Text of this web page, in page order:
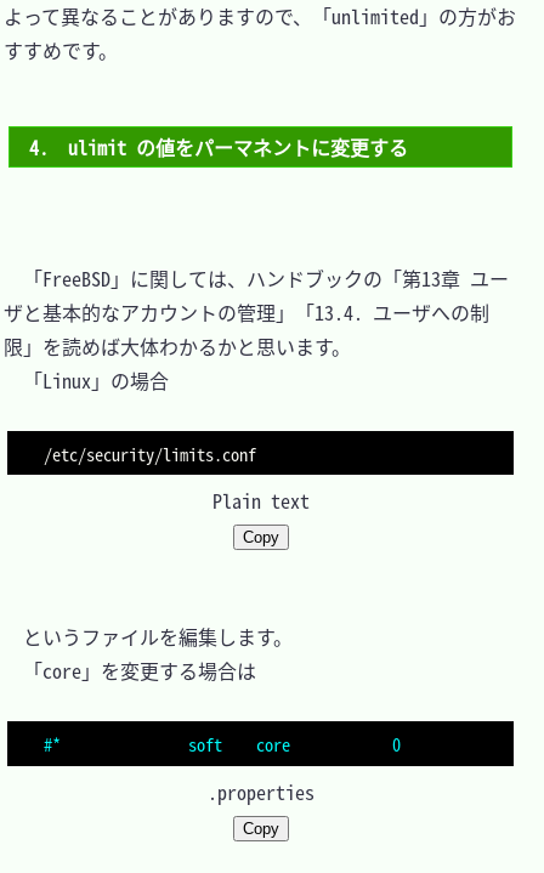
よって異なることがありますので、「unlimited」の方がお
すすめです。
4.　ulimit の値をパーマネントに変更する
「FreeBSD」に関しては、ハンドブックの「第13章 ユー
ザと基本的なアカウントの管理」「13.4. ユーザへの制
限」を読めば大体わかるかと思います。
「Linux」の場合
Plain text
Copy
というファイルを編集します。
「core」を変更する場合は
#*               soft    core            0
.properties
Copy